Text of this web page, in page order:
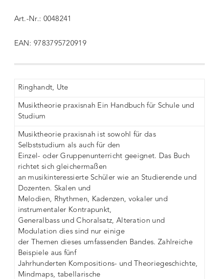
Art.-Nr.: 0048241
EAN: 9783795720919
Ringhandt, Ute
Musiktheorie praxisnah Ein Handbuch für Schule und
Studium
Musiktheorie praxisnah ist sowohl für das
Selbststudium als auch für den
Einzel- oder Gruppenunterricht geeignet. Das Buch
richtet sich gleichermaßen
an musikinteressierte Schüler wie an Studierende und
Dozenten. Skalen und
Melodien, Rhythmen, Kadenzen, vokaler und
instrumentaler Kontrapunkt,
Generalbass und Choralsatz, Alteration und
Modulation dies sind nur einige
der Themen dieses umfassenden Bandes. Zahlreiche
Beispiele aus fünf
Jahrhunderten Kompositions- und Theoriegeschichte,
Mindmaps, tabellarische